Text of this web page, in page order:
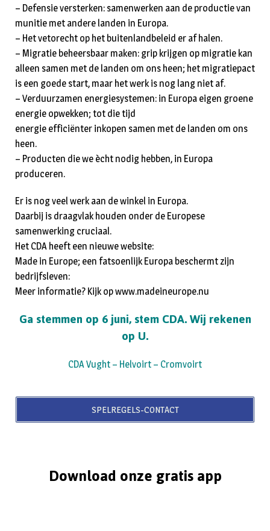
– Defensie versterken: samenwerken aan de productie van
munitie met andere landen in Europa.
– Het vetorecht op het buitenlandbeleid er af halen.
– Migratie beheersbaar maken: grip krijgen op migratie kan
alleen samen met de landen om ons heen; het migratiepact
is een goede start, maar het werk is nog lang niet af.
– Verduurzamen energiesystemen: in Europa eigen groene
energie opwekken; tot die tijd
energie efficiënter inkopen samen met de landen om ons
heen.
– Producten die we ècht nodig hebben, in Europa
produceren.
Er is nog veel werk aan de winkel in Europa.
Daarbij is draagvlak houden onder de Europese
samenwerking cruciaal.
Het CDA heeft een nieuwe website:
Made in Europe; een fatsoenlijk Europa beschermt zijn
bedrijfsleven:
Meer informatie? Kijk op www.madeineurope.nu
Ga stemmen op 6 juni, stem CDA. Wij rekenen
op U.
CDA Vught – Helvoirt – Cromvoirt
SPELREGELS-CONTACT
Download onze gratis app